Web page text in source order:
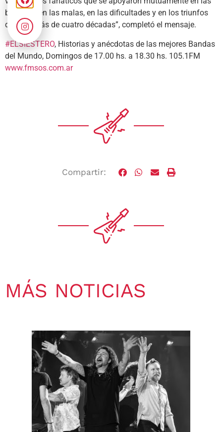
buenas y en las malas, en las dificultades y en los triunfos
durante más de cuatro décadas”, completó el mensaje.
#ELSIESTERO, Historias y anécdotas de las mejores Bandas
del Mundo, Domingos de 17.00 hs. a 18.30 hs. 105.1FM
www.fmsos.com.ar
Compartir:
MÁS NOTICIAS